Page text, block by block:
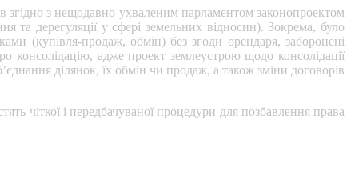
згідно з нещодавно ухваленим парламентом законопроектом
дерегуляції у сфері земельних відносин). Зокрема, було
(купівля-продаж, обмін) без згоди орендаря, заборонені
консолідацію, адже проект землеустрою щодо консолідації
ділянок, їх обмін чи продаж, а також зміни договорів
чіткої і передбачуваної процедури для позбавлення права